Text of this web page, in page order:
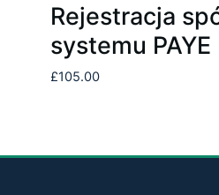
Rejestracja
systemu PAYE
£105.00